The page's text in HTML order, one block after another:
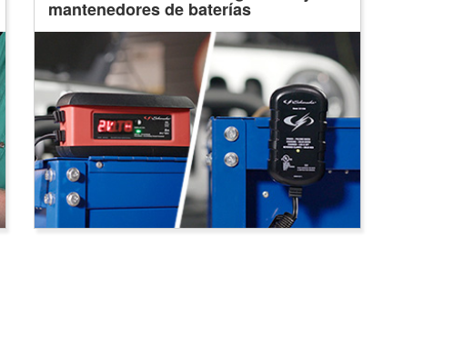
mantenedores de baterías